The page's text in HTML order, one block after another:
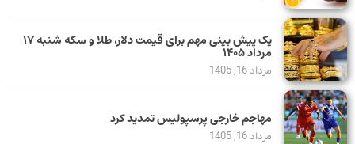
یک پیش ‌بینی مهم برای قیمت دلار، طلا و سکه شنبه ۱۷
مرداد ۱۴۰۵
مرداد 16, 1405
مهاجم خارجی پرسپولیس تمدید کرد
مرداد 16, 1405